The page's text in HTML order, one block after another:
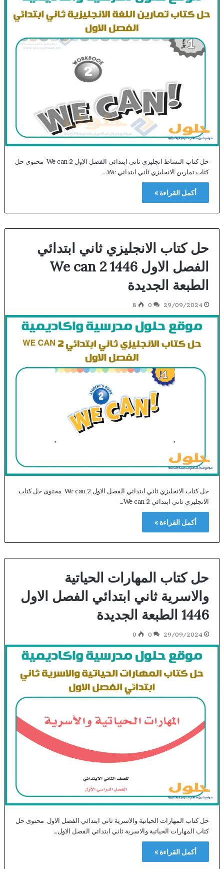
حل كتاب النشاط انجليزي ثاني ابتدائي الفصل الاول We can 2 محتوى حل
كتاب تمارين الانجليزي ثاني ابتدائي We…
أكمل القراءة »
حل كتاب الانجليزي ثاني ابتدائي
الفصل الاول We can 2 1446
الطبعة الجديدة
29/09/2024
0
8
حل كتاب الانجليزي ثاني ابتدائي الفصل الاول We can 2 محتوى حل كتاب
الانجليزي ثاني ابتدائي We can 2…
أكمل القراءة »
حل كتاب المهارات الحياتية
والاسرية ثاني ابتدائي الفصل الاول
1446 الطبعة الجديدة
29/09/2024
0
0
حل كتاب المهارات الحياتية والاسرية ثاني ابتدائي الفصل الاول محتوى حل
كتاب المهارات الحياتية والاسرية ثاني ابتدائي الفصل الاول…
أكمل القراءة »